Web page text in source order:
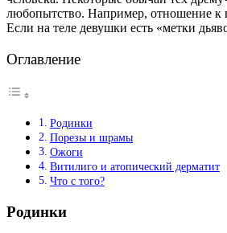
любопытство. Например, отношение к
Если на теле девушки есть «метки
Оглавление
Родинки
Порезы и шрамы
Ожоги
Витилиго и атопический дерматит
Что с того?
Родинки